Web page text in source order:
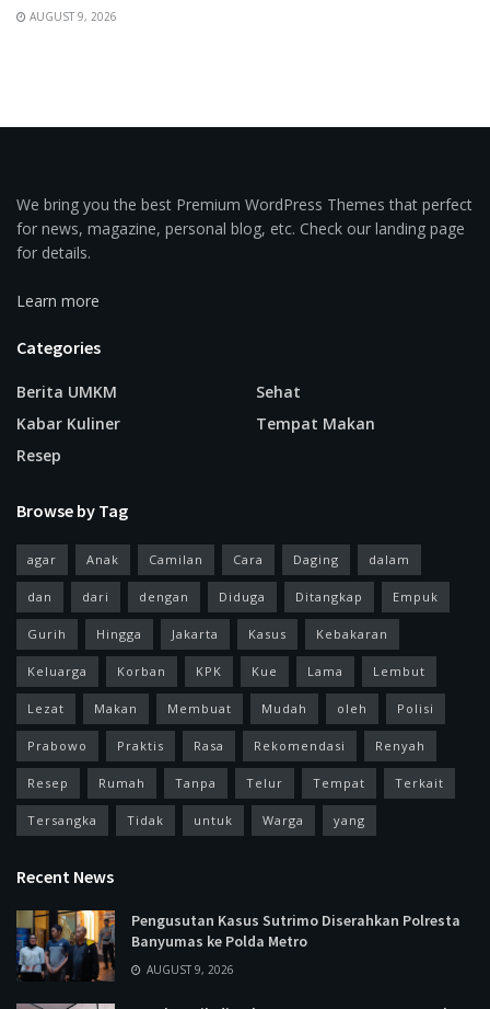
AUGUST 9, 2026
We bring you the best Premium WordPress Themes that perfect
for news, magazine, personal blog, etc. Check our landing page
for details.
Learn more
Categories
Berita UMKM
Kabar Kuliner
Resep
Sehat
Tempat Makan
Browse by Tag
agar Anak Camilan Cara Daging dalam
dan dari dengan Diduga Ditangkap Empuk
Gurih Hingga Jakarta Kasus Kebakaran
Keluarga Korban KPK Kue Lama Lembut
Lezat Makan Membuat Mudah oleh Polisi
Prabowo Praktis Rasa Rekomendasi Renyah
Resep Rumah Tanpa Telur Tempat Terkait
Tersangka Tidak untuk Warga yang
Recent News
Pengusutan Kasus Sutrimo Diserahkan Polresta
Banyumas ke Polda Metro
AUGUST 9, 2026